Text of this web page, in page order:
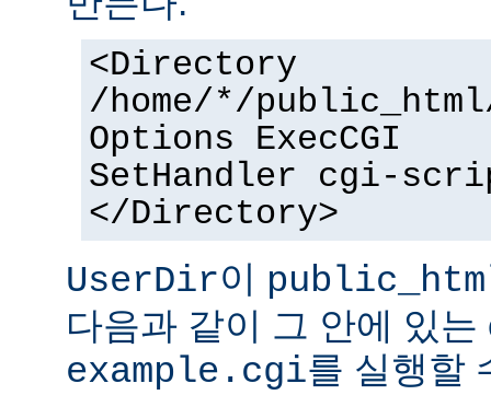
<Directory
/home/*/
Options ExecCGI
SetHandler cgi-
</Directory>
UserDir이
다음과 같이 그 안에 있
example.cgi를 실행할